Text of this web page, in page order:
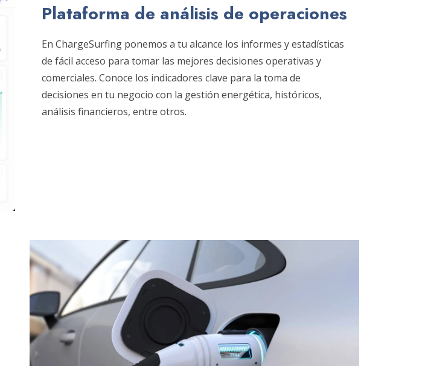
Plataforma de análisis de operaciones
En ChargeSurfing ponemos a tu alcance los informes y estadísticas
de fácil acceso para tomar las mejores decisiones operativas y
comerciales. Conoce los indicadores clave para la toma de
decisiones en tu negocio con la gestión energética, históricos,
análisis financieros, entre otros.